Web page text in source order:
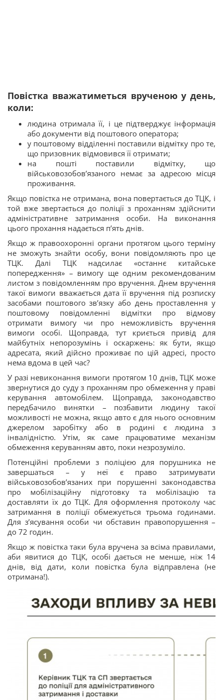
Повістка вважатиметься врученою у день,
коли:
людина отримала її, і це підтверджує інформація
або документи від поштового оператора;
у поштовому відділенні поставили відмітку про те,
що призовник відмовився її отримати;
на пошті поставили відмітку, що
військовозобов’язаного немає за адресою місця
проживання.
Якщо повістка не отримана, вона повертається до ТЦК, і
той вже звертається до поліції з проханням здійснити
адміністративне затримання особи. На виконання
цього прохання надається п’ять днів.
Якщо ж правоохоронні органи протягом цього терміну
не зможуть знайти особу, вони повідомляють про це
ТЦК. Далі ТЦК надсилає «останнє китайське
попередження» – вимогу ще одним рекомендованим
листом з повідомленням про вручення. Днем вручення
такої вимоги вважається дата її вручення під розписку
засобами поштового зв’язку або день проставлення у
поштовому повідомленні відмітки про відмову
отримати вимогу чи про неможливість вручення
вимоги особі. Щоправда, тут криється привід для
майбутніх непорозумінь і оскаржень: як бути, якщо
адресата, який дійсно проживає по цій адресі, просто
нема вдома в цей час?
У разі невиконання вимоги протягом 10 днів, ТЦК може
звернутися до суду з проханням про обмеження у праві
керування автомобілем. Щоправда, законодавство
передбачило винятки – позбавити людину такої
можливості не можна, якщо авто є для нього основним
джерелом заробітку або в родині є людина з
інвалідністю. Утім, як саме працюватиме механізм
обмеження керуванням авто, поки незрозуміло.
Потенційні проблеми з поліцією для порушника не
завершаться – у неї є право затримувати
військовозобовʼязаних при порушенні законодавства
про мобілізаційну підготовку та мобілізацію та
доставляти їх до ТЦК. Для оформлення протоколу час
затримання в поліції обмежується трьома годинами.
Для з’ясування особи чи обставин правопорушення –
до 72 годин.
Якщо ж повістка таки була вручена за всіма правилами,
аби явитися до ТЦК, особі дається не менше, ніж 14
днів, від дати, коли повістка була відправлена (не
отримана!).